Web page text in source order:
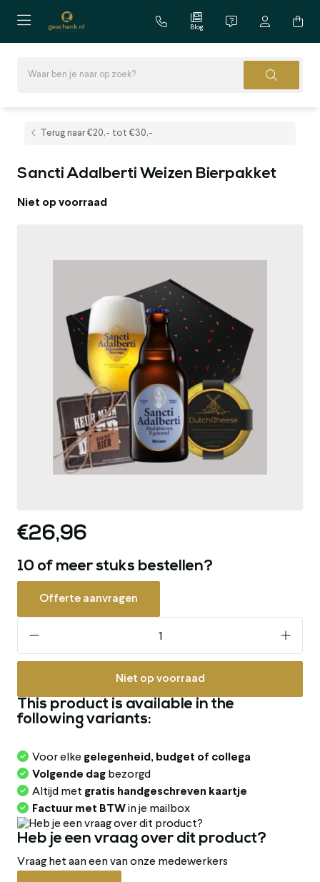
Blog
Terug naar €20,- tot €30,-
Sancti Adalberti Weizen Bierpakket
Niet op voorraad
€26,96
10 of meer stuks bestellen?
Offerte aanvragen
Niet op voorraad
This product is available in the
following variants:
Voor elke gelegenheid, budget of collega
Volgende dag bezorgd
Altijd met gratis handgeschreven kaartje
Factuur met BTW in je mailbox
Heb je een vraag over dit product?
Vraag het aan een van onze medewerkers